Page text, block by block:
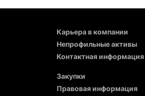
Карьера в компании
Непрофильные активы
Контактная информация
Закупки
Правовая информация